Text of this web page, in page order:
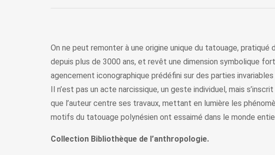
On ne peut remonter à une origine unique du tatouage,
depuis plus de 3000 ans, et revêt une dimension symbolique
agencement iconographique prédéfini sur des parties
Il n’est pas un acte narcissique, un geste individuel, mais
que l’auteur centre ses travaux, mettant en lumière les
motifs du tatouage polynésien ont essaimé dans le monde
Collection Bibliothèque de l’anthropologie.